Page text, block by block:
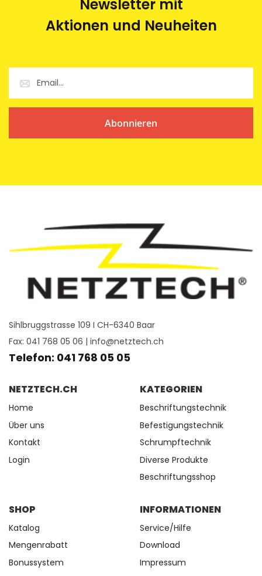
Newsletter mit
Aktionen und Neuheiten
Abonnieren
Sihlbruggstrasse 109 I CH-6340 Baar
Fax: 041 768 05 06 | info@netztech.ch
Telefon: 041 768 05 05
NETZTECH.CH
Home
Über uns
Kontakt
Login
KATEGORIEN
Beschriftungstechnik
Befestigungstechnik
Schrumpftechnik
Diverse Produkte
Beschriftungsshop
SHOP
Katalog
Mengenrabatt
Bonussystem
INFORMATIONEN
Service/Hilfe
Download
Impressum